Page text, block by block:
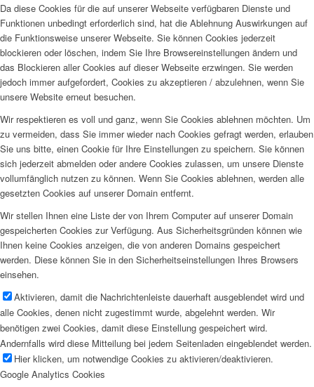
Da diese Cookies für die auf unserer Webseite verfügbaren Dienste und
Funktionen unbedingt erforderlich sind, hat die Ablehnung Auswirkungen auf
die Funktionsweise unserer Webseite. Sie können Cookies jederzeit
blockieren oder löschen, indem Sie Ihre Browsereinstellungen ändern und
das Blockieren aller Cookies auf dieser Webseite erzwingen. Sie werden
jedoch immer aufgefordert, Cookies zu akzeptieren / abzulehnen, wenn Sie
unsere Website erneut besuchen.
Wir respektieren es voll und ganz, wenn Sie Cookies ablehnen möchten. Um
zu vermeiden, dass Sie immer wieder nach Cookies gefragt werden, erlauben
Sie uns bitte, einen Cookie für Ihre Einstellungen zu speichern. Sie können
sich jederzeit abmelden oder andere Cookies zulassen, um unsere Dienste
vollumfänglich nutzen zu können. Wenn Sie Cookies ablehnen, werden alle
gesetzten Cookies auf unserer Domain entfernt.
Wir stellen Ihnen eine Liste der von Ihrem Computer auf unserer Domain
gespeicherten Cookies zur Verfügung. Aus Sicherheitsgründen können wie
Ihnen keine Cookies anzeigen, die von anderen Domains gespeichert
werden. Diese können Sie in den Sicherheitseinstellungen Ihres Browsers
einsehen.
Aktivieren, damit die Nachrichtenleiste dauerhaft ausgeblendet wird und
alle Cookies, denen nicht zugestimmt wurde, abgelehnt werden. Wir
benötigen zwei Cookies, damit diese Einstellung gespeichert wird.
Andernfalls wird diese Mitteilung bei jedem Seitenladen eingeblendet werden.
Hier klicken, um notwendige Cookies zu aktivieren/deaktivieren.
Google Analytics Cookies